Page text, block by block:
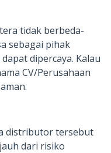
tidak berbeda-
sebagai pihak
dipercaya. Kalau
CV/Perusahaan
distributor tersebut
dari risiko